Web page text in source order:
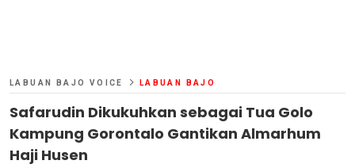
LABUAN BAJO VOICE LABUAN BAJO
Safarudin Dikukuhkan sebagai Tua Golo
Kampung Gorontalo Gantikan Almarhum
Haji Husen